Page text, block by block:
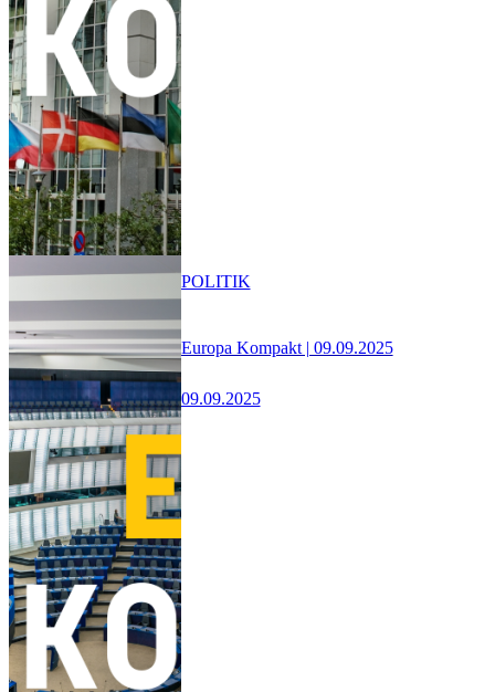
Europa Kompakt | 09.09.2025
09.09.2025
POLITIK